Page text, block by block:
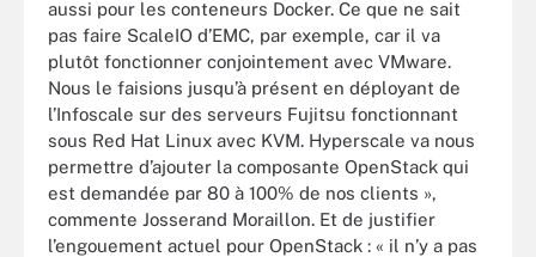
aussi pour les conteneurs Docker. Ce que ne sait
pas faire ScaleIO d’EMC, par exemple, car il va
plutôt fonctionner conjointement avec VMware.
Nous le faisions jusqu’à présent en déployant de
l’Infoscale sur des serveurs Fujitsu fonctionnant
sous Red Hat Linux avec KVM. Hyperscale va nous
permettre d’ajouter la composante OpenStack qui
est demandée par 80 à 100% de nos clients »,
commente Josserand Moraillon. Et de justifier
l’engouement actuel pour OpenStack : « il n’y a pas